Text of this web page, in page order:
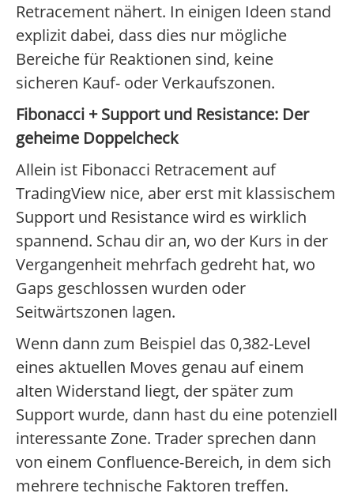
Retracement nähert. In einigen Ideen stand
explizit dabei, dass dies nur mögliche
Bereiche für Reaktionen sind, keine
sicheren Kauf- oder Verkaufszonen.
Fibonacci + Support und Resistance: Der
geheime Doppelcheck
Allein ist Fibonacci Retracement auf
TradingView nice, aber erst mit klassischem
Support und Resistance wird es wirklich
spannend. Schau dir an, wo der Kurs in der
Vergangenheit mehrfach gedreht hat, wo
Gaps geschlossen wurden oder
Seitwärtszonen lagen.
Wenn dann zum Beispiel das 0,382-Level
eines aktuellen Moves genau auf einem
alten Widerstand liegt, der später zum
Support wurde, dann hast du eine potenziell
interessante Zone. Trader sprechen dann
von einem Confluence-Bereich, in dem sich
mehrere technische Faktoren treffen.